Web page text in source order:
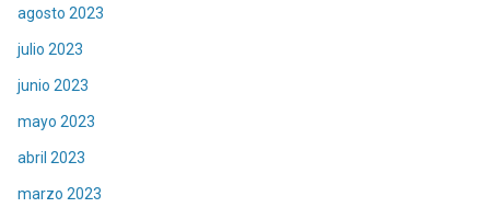
agosto 2023
julio 2023
junio 2023
mayo 2023
abril 2023
marzo 2023